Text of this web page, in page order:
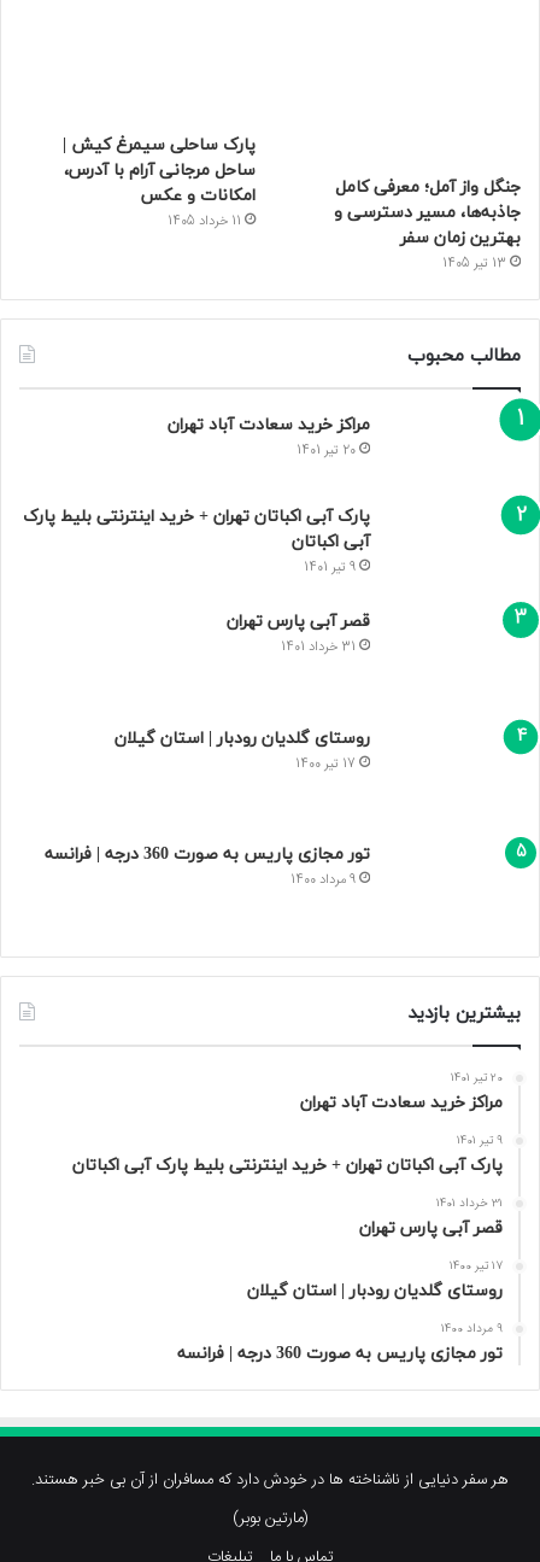
جنگل واز آمل؛ معرفی کامل
جاذبه‌ها، مسیر دسترسی و
بهترین زمان سفر
13 تیر 1405
پارک ساحلی سیمرغ کیش |
ساحل مرجانی آرام با آدرس،
امکانات و عکس
11 خرداد 1405
مطالب محبوب
مراکز خرید سعادت‌ آباد تهران
20 تیر 1401
پارک آبی اکباتان تهران + خرید اینترنتی بلیط پارک
آبی اکباتان
9 تیر 1401
قصر آبی پارس تهران
31 خرداد 1401
روستای گلدیان رودبار | استان گیلان
17 تیر 1400
تور مجازی پاریس به صورت 360 درجه | فرانسه
9 مرداد 1400
بیشترین بازدید
20 تیر 1401
مراکز خرید سعادت‌ آباد تهران
9 تیر 1401
پارک آبی اکباتان تهران + خرید اینترنتی بلیط پارک آبی اکباتان
31 خرداد 1401
قصر آبی پارس تهران
17 تیر 1400
روستای گلدیان رودبار | استان گیلان
9 مرداد 1400
تور مجازی پاریس به صورت 360 درجه | فرانسه
هر سفر دنیایی از ناشناخته ها در خودش دارد که مسافران از آن بی خبر هستند.
(مارتین بوبر)